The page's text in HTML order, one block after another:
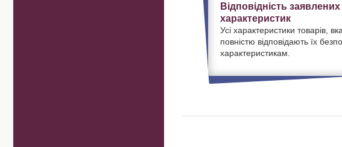
Відповідність заявлених
характеристик
Усі характеристики товарів,
повністю відповідають їх
характеристикам.